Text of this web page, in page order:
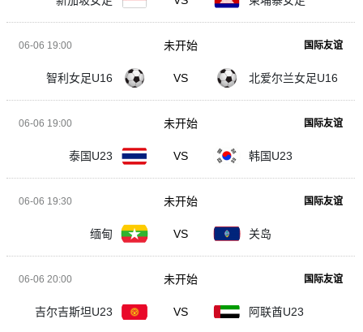
06-06 19:00 国际友谊
智利女足U16 VS 北爱尔兰女足U16
未开始
06-06 19:00 国际友谊
泰国U23 VS 韩国U23
未开始
06-06 19:30 国际友谊
缅甸 VS 关岛
未开始
06-06 20:00 国际友谊
吉尔吉斯坦U23 VS 阿联酋U23
未开始